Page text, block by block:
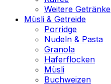
Weitere Getränke
Müsli & Getreide
Porridge
Nudeln & Pasta
Granola
Haferflocken
Müsli
Buchweizen